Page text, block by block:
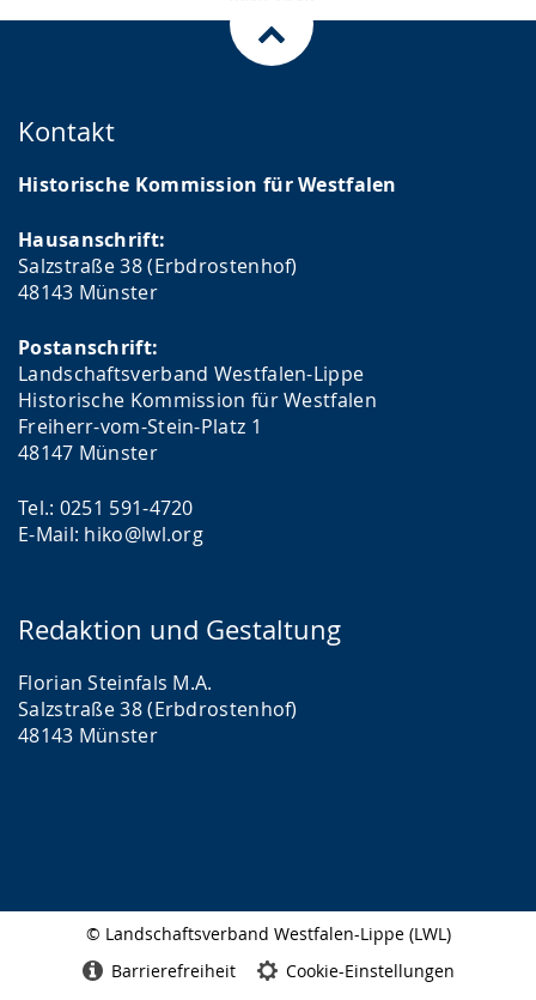
Kontakt
Historische Kommission für Westfalen
Hausanschrift:
Salzstraße 38 (Erbdrostenhof)
48143 Münster
Postanschrift:
Landschaftsverband Westfalen-Lippe
Historische Kommission für Westfalen
Freiherr-vom-Stein-Platz 1
48147 Münster
Tel.: 0251 591-4720
E-Mail: hiko@lwl.org
Redaktion und Gestaltung
Florian Steinfals M.A.
Salzstraße 38 (Erbdrostenhof)
48143 Münster
© Landschaftsverband Westfalen-Lippe (LWL)
Barrierefreiheit Cookie-Einstellungen